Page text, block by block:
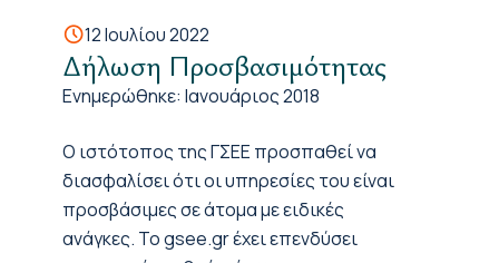
12 Ιουλίου 2022
Δήλωση Προσβασιμότητας
Ενημερώθηκε: Ιανουάριος 2018
Ο ιστότοπος της ΓΣΕΕ προσπαθεί να
διασφαλίσει ότι οι υπηρεσίες του είναι
προσβάσιμες σε άτομα με ειδικές
ανάγκες. Το gsee.gr έχει επενδύσει